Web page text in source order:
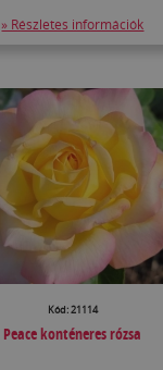
» Részletes információk
Kód: 21114
Peace konténeres rózsa